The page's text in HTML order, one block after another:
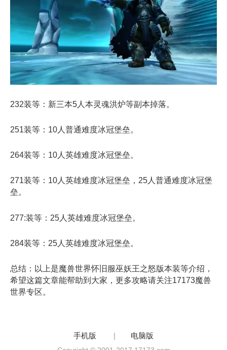
232装等：新三本5人本灵魂洪炉等副本掉落。
251装等：10人普通难度冰冠堡垒。
264装等：10人英雄难度冰冠堡垒。
271装等：10人英雄难度冰冠堡垒，25人普通难度冰冠堡
垒。
277:装等：25人英雄难度冰冠堡垒。
284装等：25人英雄难度冰冠堡垒。
总结：以上是魔兽世界怀旧服巫妖王之怒版本装等介绍，
希望这篇文章能帮助到大家，更多攻略请关注17173魔兽
世界专区。
手机版 | 电脑版